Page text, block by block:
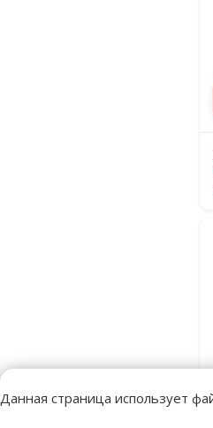
Данная страница использует